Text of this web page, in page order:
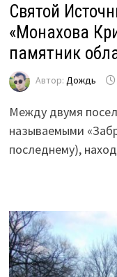
Святой
«Монахова
памятник
Автор: Дождь
Между двумя
называемыми
последнему),